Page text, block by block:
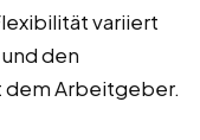
variiert
den
dem Arbeitgeber.